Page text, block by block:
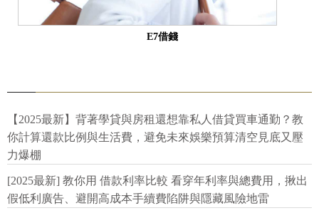
E7借錢
【2025最新】背著學貸與房租還想靠私人借貸買車通勤？教
你計算還款比例與生活費，避免未來娛樂預算清空見底又壓
力爆棚
[2025最新] 教你用 借款利率比較 看穿年利率與總費用，揪出
假低利廣告、避開高成本手續費陷阱與隱藏風險地雷